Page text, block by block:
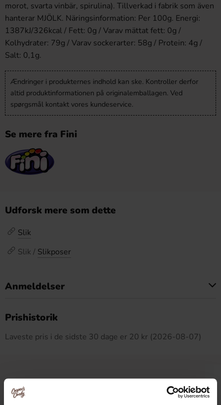
morot, svarta vinbär, spirulina). Tillverkad i fabrik som även
hanterar MJÖLK. Näringsinformation: Per 100g. Energi:
1387kJ/326kcal / Fett: 0g / Varav mättat fett: 0g /
Kolhydrater: 79g / Varav sockerarter: 58g / Protein: 4g /
Salt: 0,1g.
Ændringer i produkternes indhold kan ske. Kontroller derfor
altid produktinformationen på originalemballagen. Ved
spørgsmål kontakt vores kundeservice.
Se mere fra Fini
Udforsk mere som dette
Slik
Slik / Slikposer
Anmeldelser
Prishistorik
Laveste pris i de sidste 30 dage er 20 kr (2026-08-07)
Relaterede produkter